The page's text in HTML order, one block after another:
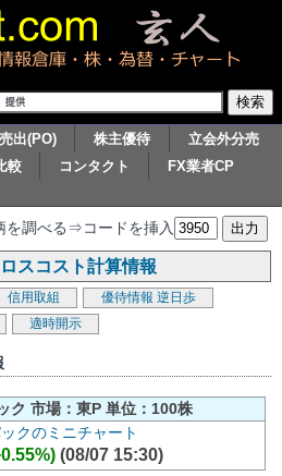
出(PO) 株主優待
立会外分売
較 コンタクト
FX業者CP
調べる⇒コードを挿入
スコスト計算情報
信用取組 優待情報 逆日歩
適時開示
ク 市場：東P 単位：100株
(08/07 15:30)